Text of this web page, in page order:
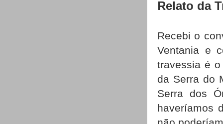
Relato da
Recebi o
Ventania e
travessia é
da Serra do
Serra dos
haveríamos